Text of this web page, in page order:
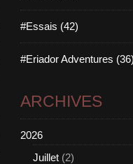
#Essais (42)
#Eriador Adventures (36)
ARCHIVES
2026
Juillet (2)